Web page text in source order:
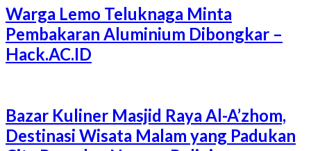
Warga Lemo Teluknaga Minta
Pembakaran Aluminium Dibongkar –
Hack.AC.ID
Bazar Kuliner Masjid Raya Al-A’zhom,
Destinasi Wisata Malam yang Padukan